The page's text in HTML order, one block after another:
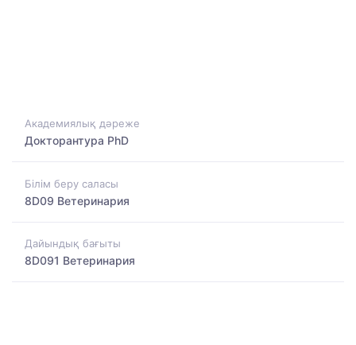
Академиялық дәреже
Докторантура PhD
Білім беру саласы
8D09 Ветеринария
Дайындық бағыты
8D091 Ветеринария